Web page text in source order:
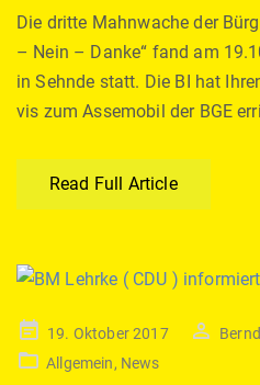
Die dritte Mahnwache der
– Nein – Danke“ fand am
in Sehnde statt. Die BI hat
vis zum Assemobil der BGE
Read Full Article
Posted
on
19. Oktober 2017
Allgemein, News